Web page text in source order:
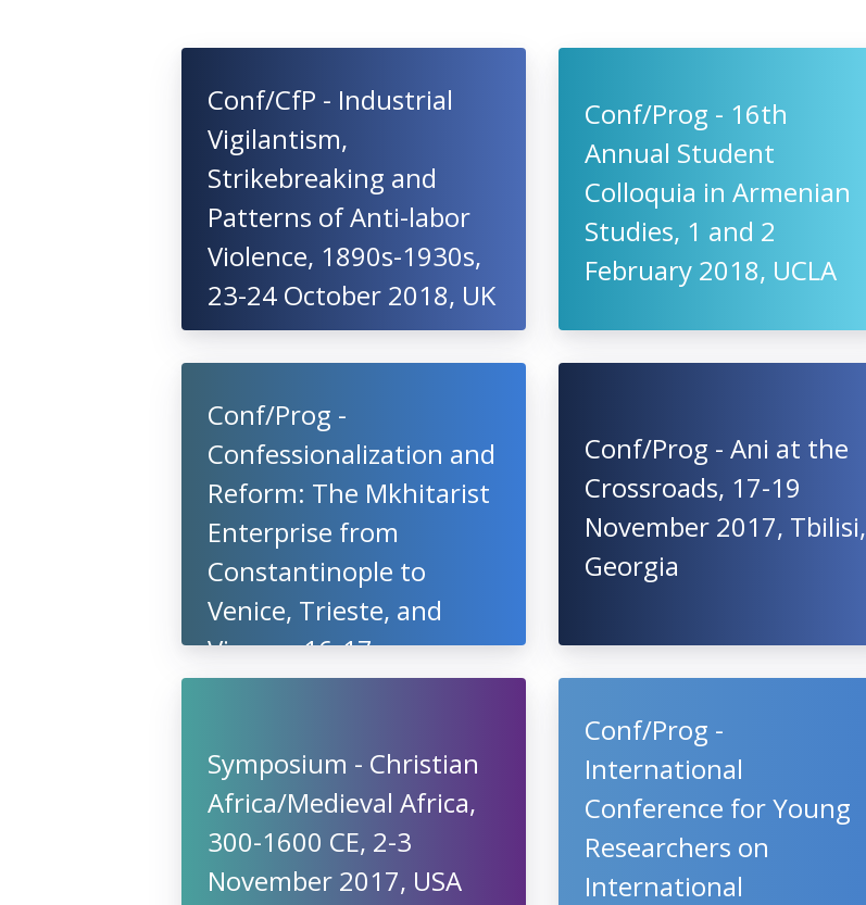
Conf/CfP - Industrial
Vigilantism,
Strikebreaking and
Patterns of Anti-labor
Violence, 1890s-1930s,
23-24 October 2018, UK
Conf/Prog - 16th
Annual Student
Colloquia in Armenian
Studies, 1 and 2
February 2018, UCLA
Conf/Prog -
Confessionalization and
Reform: The Mkhitarist
Enterprise from
Constantinople to
Venice, Trieste, and
Vienna, 16-17
December 2017, UCLA
Conf/Prog - Ani at the
Crossroads, 17-19
November 2017, Tbilisi,
Georgia
Symposium - Christian
Africa/Medieval Africa,
300-1600 CE, 2-3
November 2017, USA
Conf/Prog -
International
Conference for Young
Researchers on
International